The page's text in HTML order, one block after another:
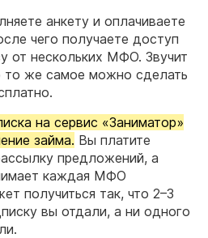
анкету и оплачиваете
чего получаете доступ
от нескольких МФО. Звучит
же самое можно сделать
на сервис «Заниматор»
займа. Вы платите
предложений, а
каждая МФО
получиться так, что 2–3
вы отдали, а ни одного